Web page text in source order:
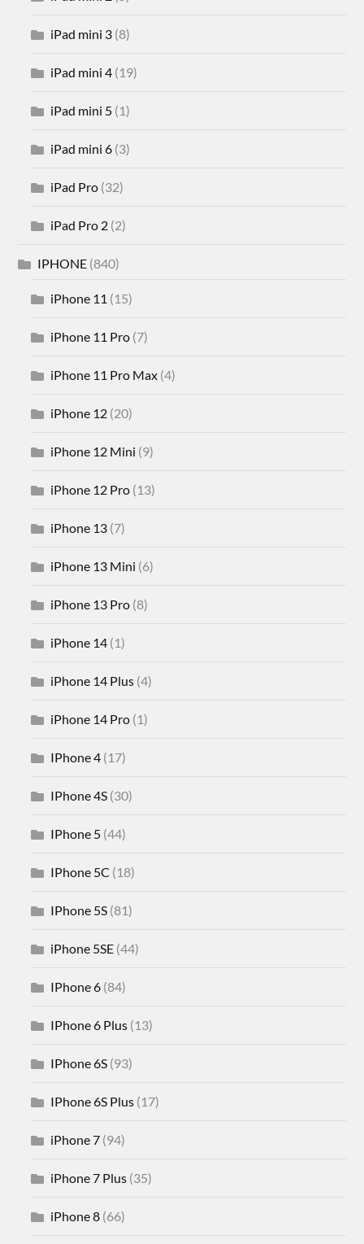
iPad mini 3 (8)
iPad mini 4 (19)
iPad mini 5 (1)
iPad mini 6 (3)
iPad Pro (32)
iPad Pro 2 (2)
IPHONE (840)
iPhone 11 (15)
iPhone 11 Pro (7)
iPhone 11 Pro Max (4)
iPhone 12 (20)
iPhone 12 Mini (9)
iPhone 12 Pro (13)
iPhone 13 (7)
iPhone 13 Mini (6)
iPhone 13 Pro (8)
iPhone 14 (1)
iPhone 14 Plus (4)
iPhone 14 Pro (1)
IPhone 4 (17)
IPhone 4S (30)
IPhone 5 (44)
IPhone 5C (18)
IPhone 5S (81)
iPhone 5SE (44)
IPhone 6 (84)
IPhone 6 Plus (13)
IPhone 6S (93)
IPhone 6S Plus (17)
iPhone 7 (94)
iPhone 7 Plus (35)
iPhone 8 (66)